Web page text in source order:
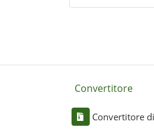
Convertitore
Convertitore